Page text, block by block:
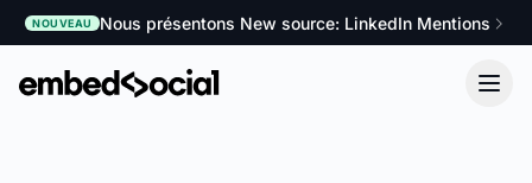
NOUVEAU Nous présentons New source: LinkedIn Mentions